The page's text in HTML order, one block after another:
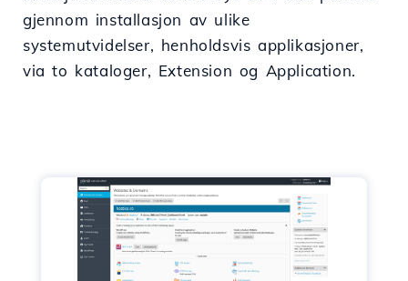
gjennom installasjon av ulike
systemutvidelser, henholdsvis applikasjoner,
via to kataloger, Extension og Application.